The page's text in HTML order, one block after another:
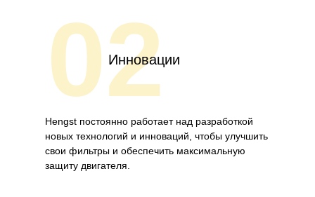
02
Инновации
Hengst постоянно работает над разработкой
новых технологий и инноваций, чтобы улучшить
свои фильтры и обеспечить максимальную
защиту двигателя.